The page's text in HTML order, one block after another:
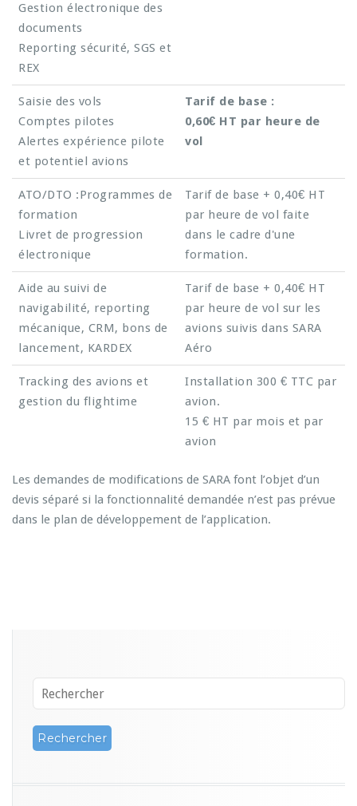
Gestion électronique des
documents
Reporting sécurité, SGS et
REX
Saisie des vols
Comptes pilotes
Alertes expérience pilote
et potentiel avions
Tarif de base :
0,60€ HT par heure de
vol
ATO/DTO :Programmes de
formation
Livret de progression
électronique
Tarif de base + 0,40€ HT
par heure de vol faite
dans le cadre d'une
formation.
Aide au suivi de
navigabilité, reporting
mécanique, CRM, bons de
lancement, KARDEX
Tarif de base + 0,40€ HT
par heure de vol sur les
avions suivis dans SARA
Aéro
Tracking des avions et
gestion du flightime
Installation 300 € TTC par
avion.
15 € HT par mois et par
avion
Les demandes de modifications de SARA font l’objet d’un
devis séparé si la fonctionnalité demandée n’est pas prévue
dans le plan de développement de l’application.